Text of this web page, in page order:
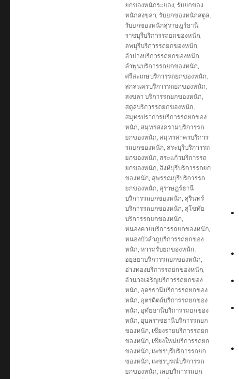
ยกของหนักระยอง, รับยกของ
หนักสงขลา, รับยกของหนักสตูล,
รับยกของหนักสุราษฎร์ธานี,
ราชบุรีบริการรถยกของหนัก,
ลพบุรีบริการรถยกของหนัก,
ลำปางบริการรถยกของหนัก,
ลำพูนบริการรถยกของหนัก,
ศรีสะเกษบริการรถยกของหนัก,
สกลนครบริการรถยกของหนัก,
สงขลา บริการรถยกของหนัก,
สตูลบริการรถยกของหนัก,
สมุทรปราการบริการรถยกของ
หนัก, สมุทรสงครามบริการรถ
ยกของหนัก, สมุทรสาครบริการ
รถยกของหนัก, สระบุรีบริการรถ
ยกของหนัก, สระแก้วบริการรถ
ยกของหนัก, สิงห์บุรีบริการรถยก
ของหนัก, สุพรรณบุรีบริการรถ
ยกของหนัก, สุราษฎร์ธานี
บริการรถยกของหนัก, สุรินทร์
บริการรถยกของหนัก, สุโขทัย
บริการรถยกของหนัก,
หนองคายบริการรถยกของหนัก,
หนองบัวลำภูบริการรถยกของ
หนัก, หารถรับยกของหนัก,
อยุธยาบริการรถยกของหนัก,
อ่างทองบริการรถยกของหนัก,
อำนาจเจริญบริการรถยกของ
หนัก, อุดรธานีบริการรถยกของ
หนัก, อุตรดิตถ์บริการรถยกของ
หนัก, อุทัยธานีบริการรถยกของ
หนัก, อุบลราชธานีบริการรถยก
ของหนัก, เชียงรายบริการรถยก
ของหนัก, เชียงใหม่บริการรถยก
ของหนัก, เพชรบุรีบริการรถยก
ของหนัก, เพชรบูรณ์บริการรถ
ยกของหนัก, เลยบริการรถยก